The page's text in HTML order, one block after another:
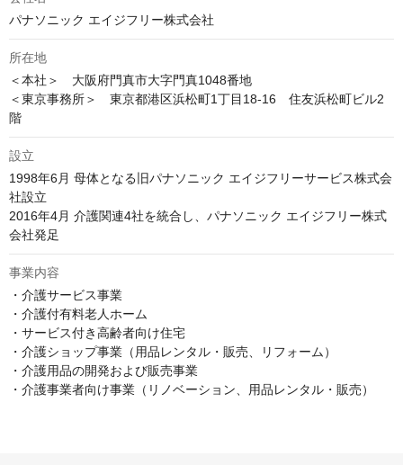
パナソニック エイジフリー株式会社
所在地
＜本社＞　大阪府門真市大字門真1048番地
＜東京事務所＞　東京都港区浜松町1丁目18-16　住友浜松町ビル2
階
設立
1998年6月 母体となる旧パナソニック エイジフリーサービス株式会
社設立
2016年4月 介護関連4社を統合し、パナソニック エイジフリー株式
会社発足
事業内容
・介護サービス事業
・介護付有料老人ホーム
・サービス付き高齢者向け住宅
・介護ショップ事業（用品レンタル・販売、リフォーム）
・介護用品の開発および販売事業
・介護事業者向け事業（リノベーション、用品レンタル・販売）